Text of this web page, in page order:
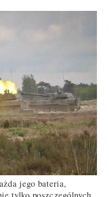
jego bateria,
tylko poszczególnych